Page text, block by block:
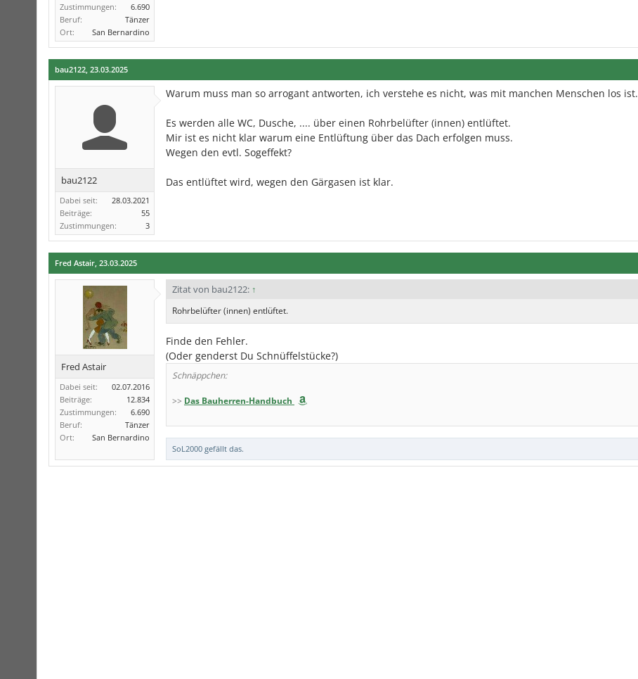
Zustimmungen:
6.690
Beruf:
Tänzer
Ort:
San Bernardino
bau2122, 23.03.2025
bau2122
Dabei seit:
28.03.2021
Beiträge:
55
Zustimmungen:
3
Warum muss man so arrogant antworten, ich verstehe es nicht, was mit manchen Menschen los ist.
Es werden alle WC, Dusche, .... über einen Rohrbelüfter (innen) entlüftet.
Mir ist es nicht klar warum eine Entlüftung über das Dach erfolgen muss.
Wegen den evtl. Sogeffekt?
Das entlüftet wird, wegen den Gärgasen ist klar.
Fred Astair, 23.03.2025
Fred Astair
Dabei seit:
02.07.2016
Beiträge:
12.834
Zustimmungen:
6.690
Beruf:
Tänzer
Ort:
San Bernardino
Zitat von bau2122: ↑
Rohrbelüfter (innen) entlüftet.
Finde den Fehler.
(Oder genderst Du Schnüffelstücke?)
Schnäppchen:
>> Das Bauherren-Handbuch
SoL2000 gefällt das.